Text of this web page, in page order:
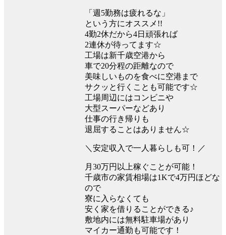
「週5勤務は疲れるな」
という方にオススメ!!
4勤2休だから4日頑張れば
2連休が待ってます☆
工場は新千歳空港から
車で20分程の距離なので
美味しいものを食べに空港まで
サクッと行くことも可能です☆
工場周辺にはコンビニや
大型スーパーなどあり
仕事の行き帰りも
退屈することはありません☆
＼安定収入で一人暮らしも可！／
月30万円以上稼ぐことが可能！
千歳市の家賃相場は1Kで4万円ほどな
ので
寮に入らなくても
安く家を借りることができる♪
敷地内には無料駐車場があり
マイカー通勤も可能です！